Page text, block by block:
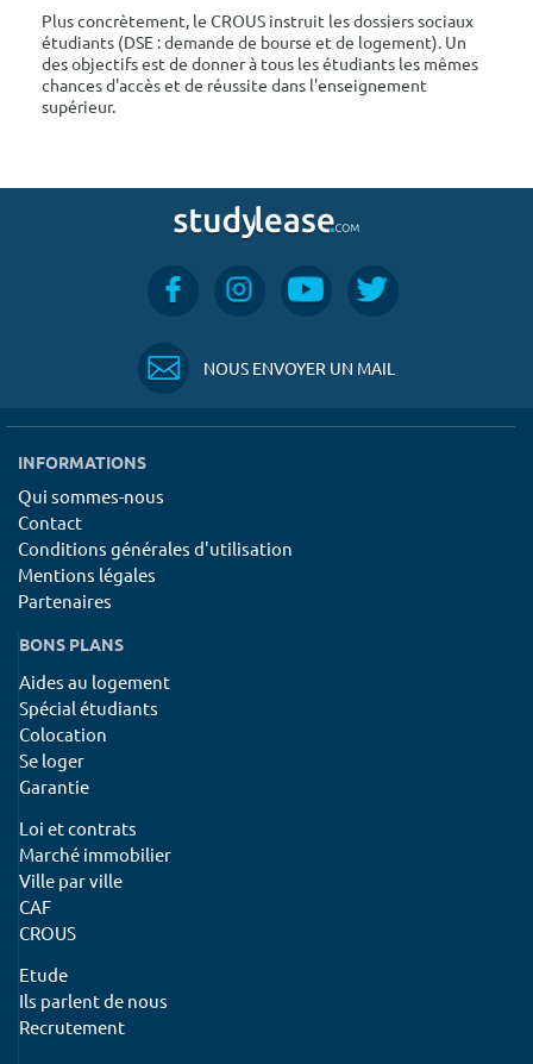
Plus concrètement, le CROUS instruit les dossiers sociaux
étudiants (DSE : demande de bourse et de logement). Un
des objectifs est de donner à tous les étudiants les mêmes
chances d'accès et de réussite dans l'enseignement
supérieur.
NOUS ENVOYER UN MAIL
INFORMATIONS
Qui sommes-nous
Contact
Conditions générales d'utilisation
Mentions légales
Partenaires
BONS PLANS
Aides au logement
Spécial étudiants
Colocation
Se loger
Garantie
Loi et contrats
Marché immobilier
Ville par ville
CAF
CROUS
Etude
Ils parlent de nous
Recrutement